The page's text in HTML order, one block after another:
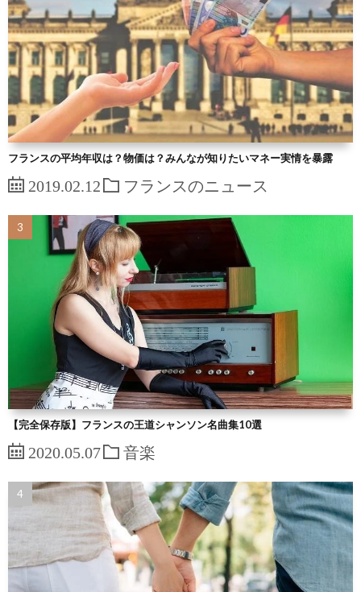
フランスの平均年収は？物価は？みんなが知りたいマネー実情を暴露
2019.02.12 フランスのニュース
【完全保存版】フランスの王道シャンソン名曲集10選
2020.05.07 音楽